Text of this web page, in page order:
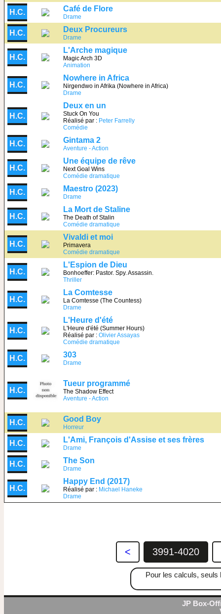
H.C. Café de Flore
Drame
H.C. Deux Procureurs
Drame
H.C.
L'Arche magique
Magic Arch 3D
Animation
H.C.
Nowhere in Africa
Nirgendwo in Afrika (Nowhere in Africa)
Drame
H.C.
Deux en un
Stuck On You
Réalisé par : Peter Farrelly
Comédie
H.C. Gintama 2
Aventure - Action
H.C.
Une équipe de rêve
Next Goal Wins
Comédie dramatique
H.C. Maestro (2023)
Drame
H.C.
La Mort de Staline
The Death of Stalin
Comédie dramatique
H.C.
Vivaldi et moi
Primavera
Comédie dramatique
H.C.
L'Espion de Dieu
Bonhoeffer: Pastor. Spy. Assassin.
Thriller
H.C.
La Comtesse
La Comtesse (The Countess)
Drame
H.C.
L'Heure d'été
L'Heure d'été (Summer Hours)
Réalisé par : Olivier Assayas
Comédie dramatique
H.C. 303
Drame
H.C.
Tueur programmé
The Shadow Effect
Aventure - Action
H.C. Good Boy
Horreur
H.C. L'Ami, François d'Assise et ses frères
Drame
H.C. The Son
Drame
H.C.
Happy End (2017)
Réalisé par : Michael Haneke
Drame
< 3991-4020
Pour les calculs,
JP Box-